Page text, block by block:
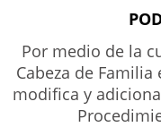
Por medio de la
Cabeza de
modifica y